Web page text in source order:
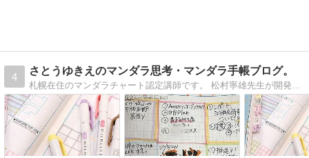
4
さとうゆきえのマンダラ思考・マンダラ手帳ブログ。